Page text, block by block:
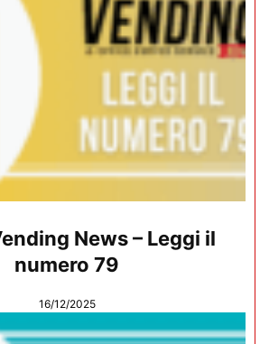
News – Leggi il
numero 79
16/12/2025